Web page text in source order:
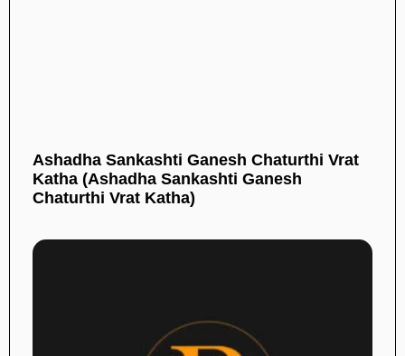
Ashadha Sankashti Ganesh Chaturthi Vrat
Katha (Ashadha Sankashti Ganesh
Chaturthi Vrat Katha)